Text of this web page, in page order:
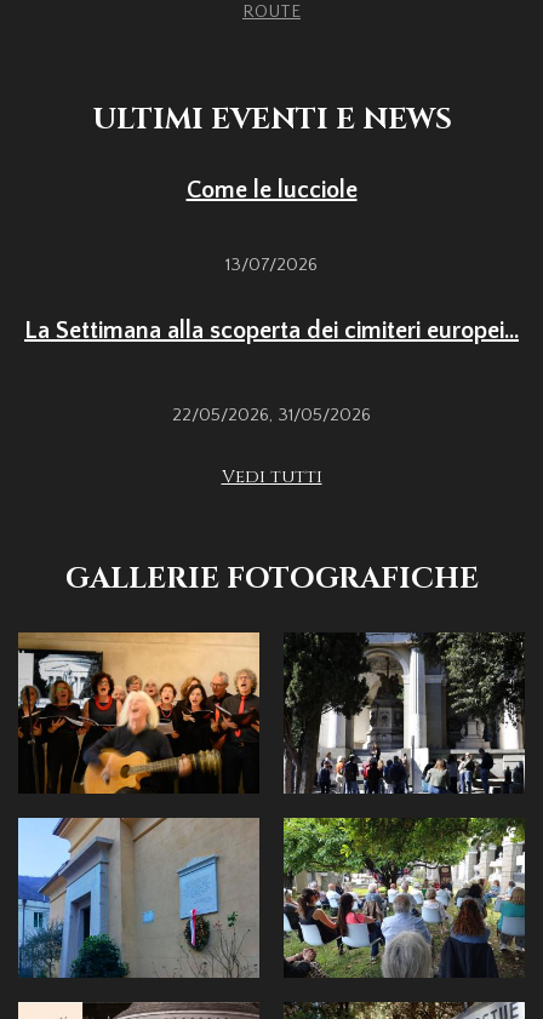
ROUTE
ULTIMI EVENTI E NEWS
Come le lucciole
13/07/2026
La Settimana alla scoperta dei cimiteri europei...
22/05/2026, 31/05/2026
Vedi tutti
GALLERIE FOTOGRAFICHE